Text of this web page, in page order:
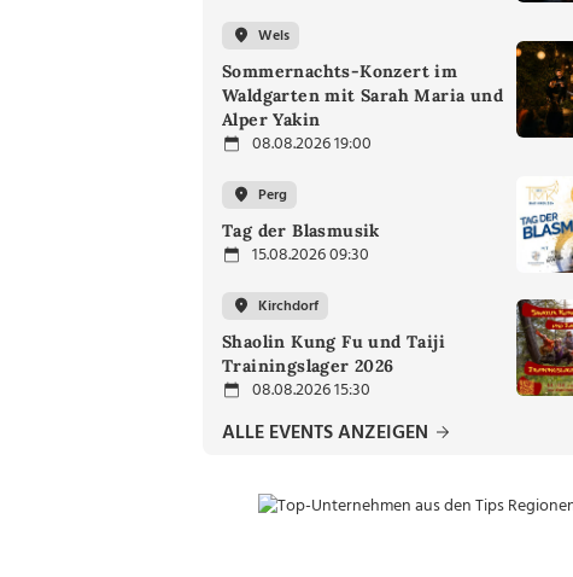
Wels
Sommernachts-Konzert im
Waldgarten mit Sarah Maria und
Alper Yakin
08.08.2026 19:00
Perg
Tag der Blasmusik
15.08.2026 09:30
Kirchdorf
Shaolin Kung Fu und Taiji
Trainingslager 2026
08.08.2026 15:30
ALLE EVENTS ANZEIGEN